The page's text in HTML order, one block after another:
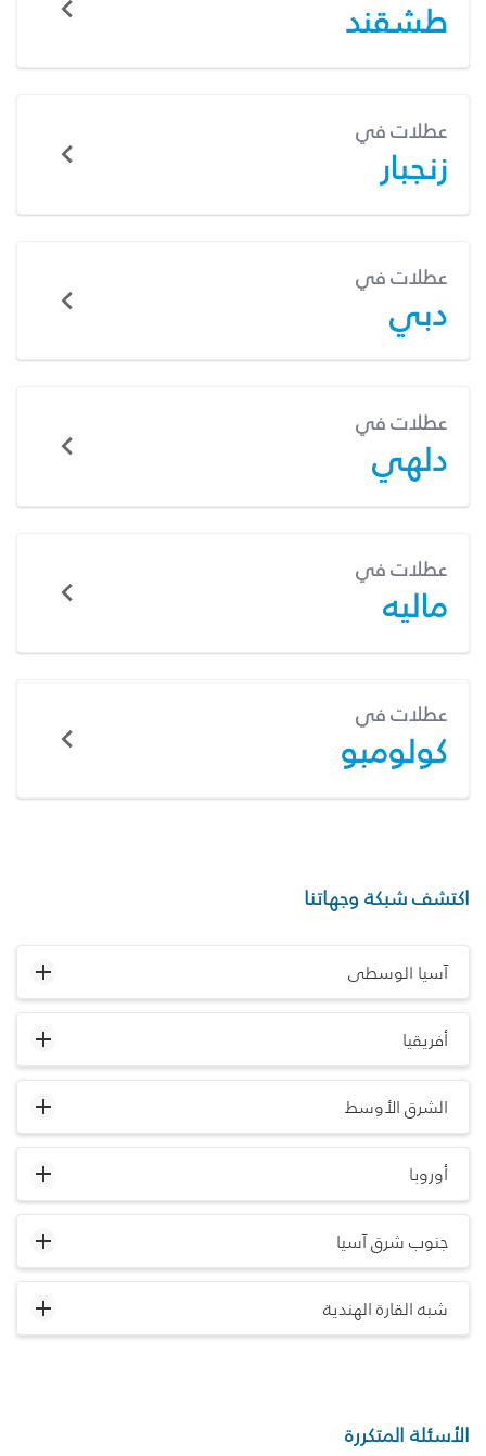
طشقند
عطلات في
زنجبار
عطلات في
دبي
عطلات في
دلهي
عطلات في
ماليه
عطلات في
كولومبو
اكتشف شبكة وجهاتنا
آسيا الوسطى
أفريقيا
الشرق الأوسط
أوروبا
جنوب شرق آسيا
شبه القارة الهندية
الأسئلة المتكررة